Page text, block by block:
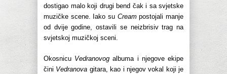
dostigao malo koji drugi bend čak i sa svjetske
muzičke scene. Iako su Creampostojali manje
od dvije godine, ostavili se neizbrisiv trag na
svjetskoj muzičkoj sceni.
Okosnicu Vedranovog albuma i njegove ekipe
čini Vedranova gitara, kao i njegov vokal koji je